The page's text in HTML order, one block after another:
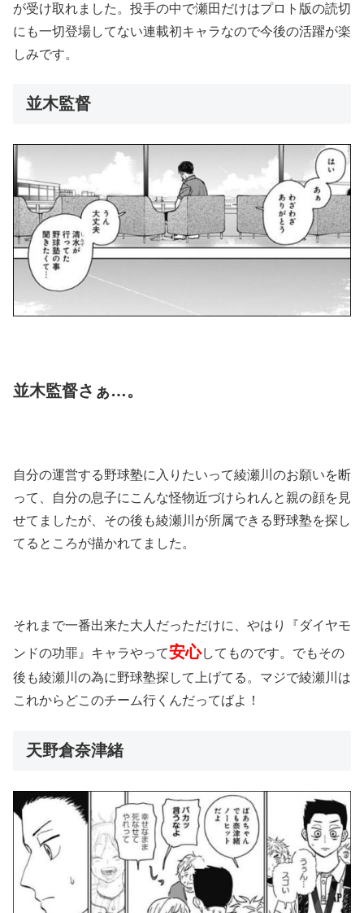
が受け取れました。投手の中で瀬田だけはプロト版の読切
にも一切登場してない連載初キャラなので今後の活躍が楽
しみです。
並木監督
並木監督さぁ…。
自分の運営する野球塾に入りたいって綾瀬川のお願いを断
って、自分の息子にこんな怪物近づけられんと親の顔を見
せてましたが、その後も綾瀬川が所属できる野球塾を探し
てるところが描かれてました。
それまで一番出来た大人だっただけに、やはり『ダイヤモ
ンドの功罪』キャラやって安心してものです。でもその
後も綾瀬川の為に野球塾探して上げてる。マジで綾瀬川は
これからどこのチーム行くんだってばよ！
天野倉奈津緒